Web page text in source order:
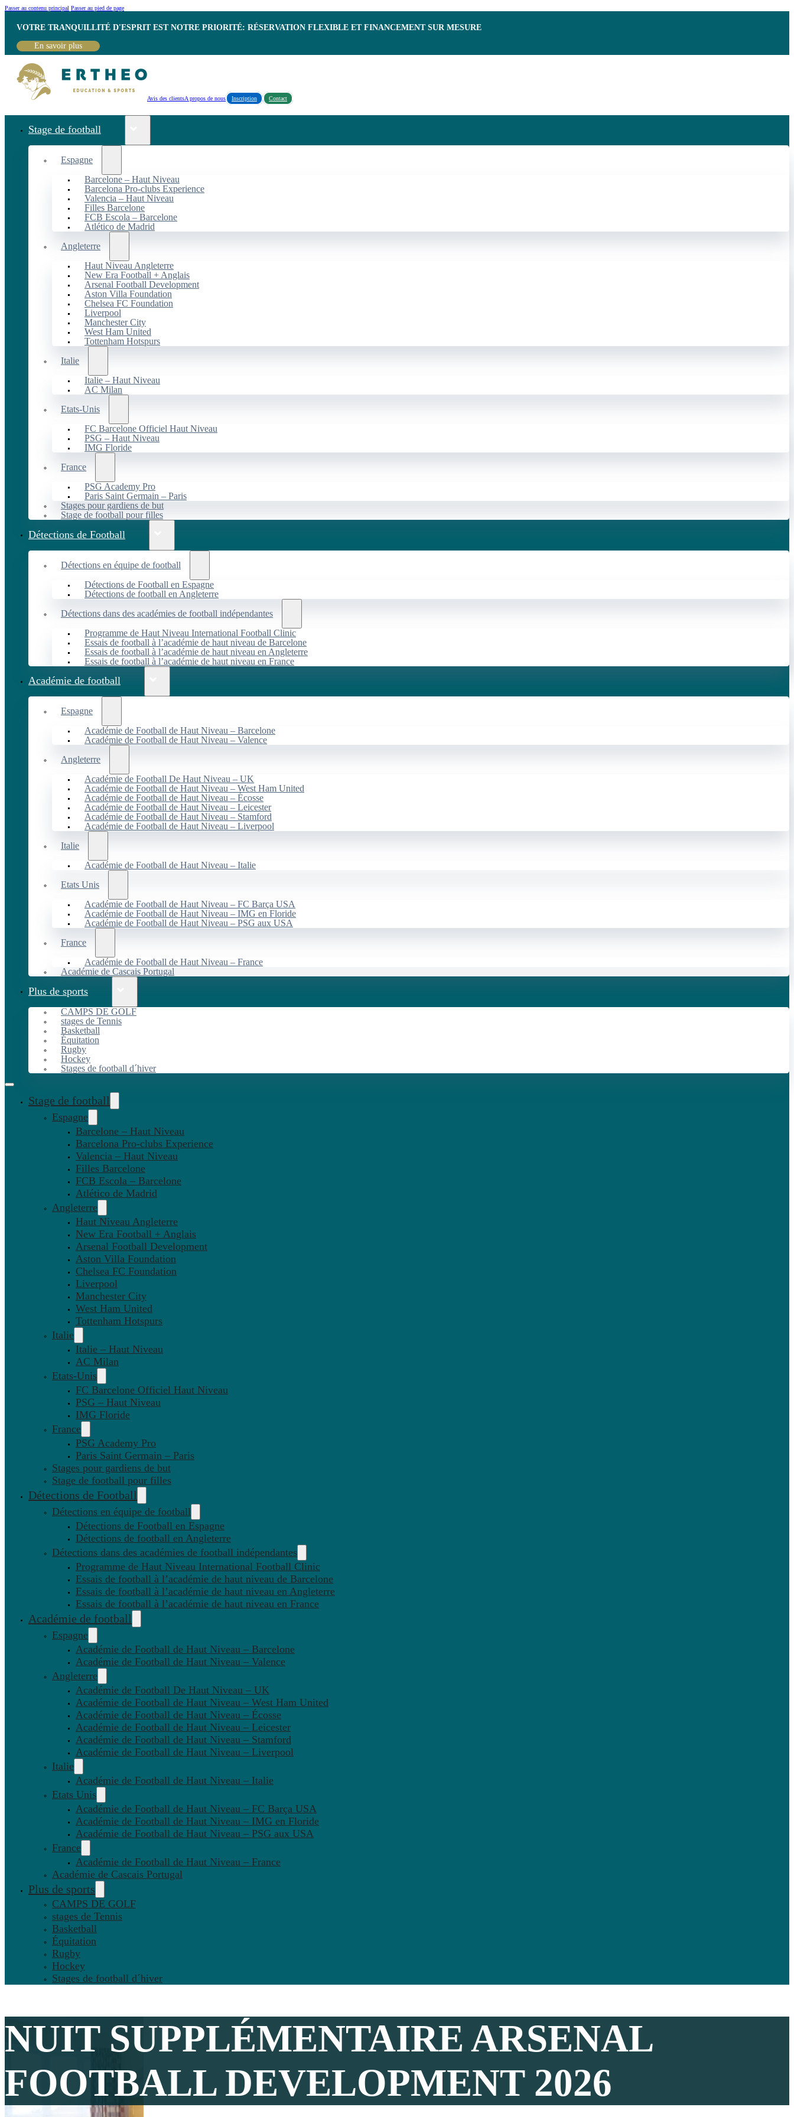
Passer au contenu principal Passer au pied de page
VOTRE TRANQUILLITÉ D'ESPRIT EST NOTRE PRIORITÉ: RÉSERVATION FLEXIBLE ET FINANCEMENT SUR MESURE
En savoir plus
Avis des clientsA propos de nous Inscription Contact
Stage de football
Espagne
Barcelone – Haut Niveau
Barcelona Pro-clubs Experience
Valencia – Haut Niveau
Filles Barcelone
FCB Escola – Barcelone
Atlético de Madrid
Angleterre
Haut Niveau Angleterre
New Era Football + Anglais
Arsenal Football Development
Aston Villa Foundation
Chelsea FC Foundation
Liverpool
Manchester City
West Ham United
Tottenham Hotspurs
Italie
Italie – Haut Niveau
AC Milan
Etats-Unis
FC Barcelone Officiel Haut Niveau
PSG – Haut Niveau
IMG Floride
France
PSG Academy Pro
Paris Saint Germain – Paris
Stages pour gardiens de but
Stage de football pour filles
Détections de Football
Détections en équipe de football
Détections de Football en Espagne
Détections de football en Angleterre
Détections dans des académies de football indépendantes
Programme de Haut Niveau International Football Clinic
Essais de football à l’académie de haut niveau de Barcelone
Essais de football à l’académie de haut niveau en Angleterre
Essais de football à l’académie de haut niveau en France
Académie de football
Espagne
Académie de Football de Haut Niveau – Barcelone
Académie de Football de Haut Niveau – Valence
Angleterre
Académie de Football De Haut Niveau – UK
Académie de Football de Haut Niveau – West Ham United
Académie de Football de Haut Niveau – Écosse
Académie de Football de Haut Niveau – Leicester
Académie de Football de Haut Niveau – Stamford
Académie de Football de Haut Niveau – Liverpool
Italie
Académie de Football de Haut Niveau – Italie
Etats Unis
Académie de Football de Haut Niveau – FC Barça USA
Académie de Football de Haut Niveau – IMG en Floride
Académie de Football de Haut Niveau – PSG aux USA
France
Académie de Football de Haut Niveau – France
Académie de Cascais Portugal
Plus de sports
CAMPS DE GOLF
stages de Tennis
Basketball
Équitation
Rugby
Hockey
Stages de football d´hiver
Stage de football
Espagne
Barcelone – Haut Niveau
Barcelona Pro-clubs Experience
Valencia – Haut Niveau
Filles Barcelone
FCB Escola – Barcelone
Atlético de Madrid
Angleterre
Haut Niveau Angleterre
New Era Football + Anglais
Arsenal Football Development
Aston Villa Foundation
Chelsea FC Foundation
Liverpool
Manchester City
West Ham United
Tottenham Hotspurs
Italie
Italie – Haut Niveau
AC Milan
Etats-Unis
FC Barcelone Officiel Haut Niveau
PSG – Haut Niveau
IMG Floride
France
PSG Academy Pro
Paris Saint Germain – Paris
Stages pour gardiens de but
Stage de football pour filles
Détections de Football
Détections en équipe de football
Détections de Football en Espagne
Détections de football en Angleterre
Détections dans des académies de football indépendantes
Programme de Haut Niveau International Football Clinic
Essais de football à l’académie de haut niveau de Barcelone
Essais de football à l’académie de haut niveau en Angleterre
Essais de football à l’académie de haut niveau en France
Académie de football
Espagne
Académie de Football de Haut Niveau – Barcelone
Académie de Football de Haut Niveau – Valence
Angleterre
Académie de Football De Haut Niveau – UK
Académie de Football de Haut Niveau – West Ham United
Académie de Football de Haut Niveau – Écosse
Académie de Football de Haut Niveau – Leicester
Académie de Football de Haut Niveau – Stamford
Académie de Football de Haut Niveau – Liverpool
Italie
Académie de Football de Haut Niveau – Italie
Etats Unis
Académie de Football de Haut Niveau – FC Barça USA
Académie de Football de Haut Niveau – IMG en Floride
Académie de Football de Haut Niveau – PSG aux USA
France
Académie de Football de Haut Niveau – France
Académie de Cascais Portugal
Plus de sports
CAMPS DE GOLF
stages de Tennis
Basketball
Équitation
Rugby
Hockey
Stages de football d´hiver
NUIT SUPPLÉMENTAIRE ARSENAL
FOOTBALL DEVELOPMENT 2026